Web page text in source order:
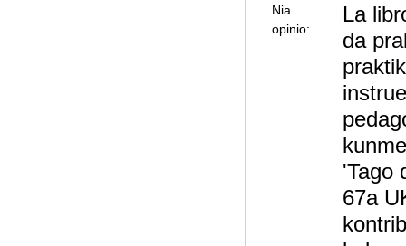
Nia
opinio:
La
da
'Tago
67a